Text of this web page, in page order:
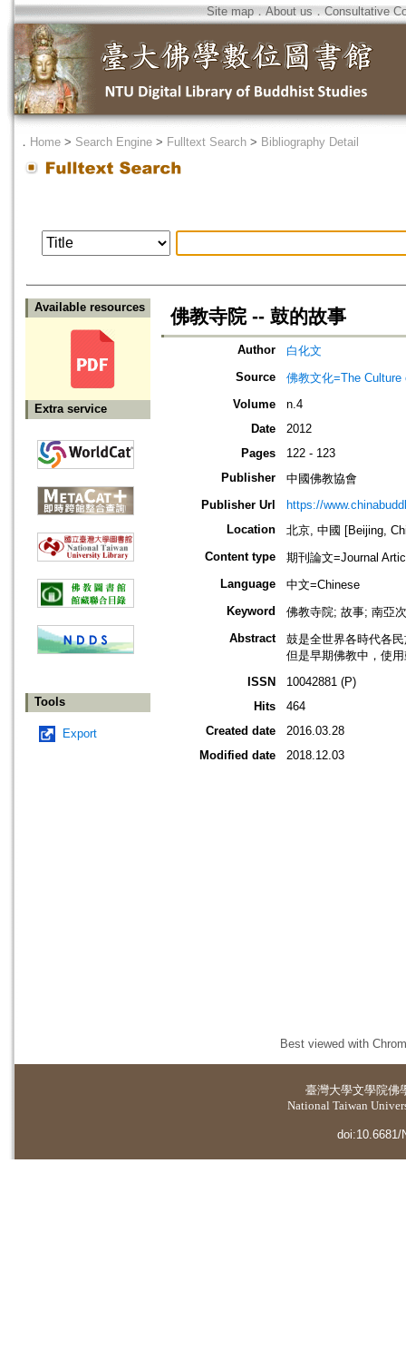
Site map．About us ． Consultative
． Home > Search Engine > Fulltext Search > Bibliography Detail
Available resources
Extra service
Tools
Export
佛教寺院 -- 鼓的故事
Author
白化文
Source
佛教文化=The
Volume
n.4
Date
2012
Pages
122 - 123
Publisher
中國佛教協會
Publisher Url
https://
Location
北京, 中國 [Beijing,
Content type
期刊論文=Journal
Language
中文=Chinese
Keyword
佛教寺院; 故事; 南亞
Abstract
鼓是全世界各時代各
但是早期佛教中，使
ISSN
10042881 (P)
Hits
464
Created date
2016.03.28
Modified date
2018.12.03
Best viewed with
臺灣大學文學院佛
National Taiwan
doi:10.6681/